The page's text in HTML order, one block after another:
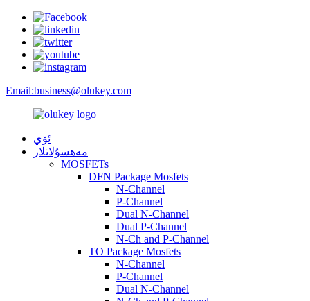
Email:business@olukey.com
ئۆي
مەھسۇلاتلار
MOSFETs
DFN Package Mosfets
N-Channel
P-Channel
Dual N-Channel
Dual P-Channel
N-Ch and P-Channel
TO Package Mosfets
N-Channel
P-Channel
Dual N-Channel